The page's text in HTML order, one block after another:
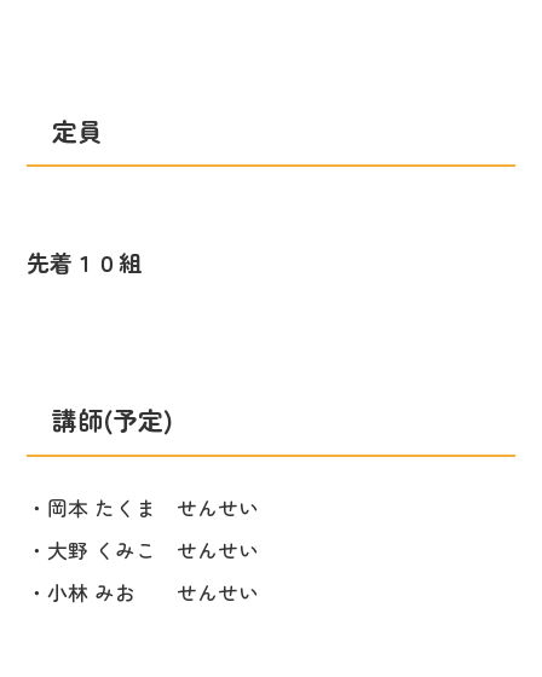
定員
先着１０組
講師(予定)
・岡本 たくま せんせい
・大野 くみこ せんせい
・小林 みお せんせい